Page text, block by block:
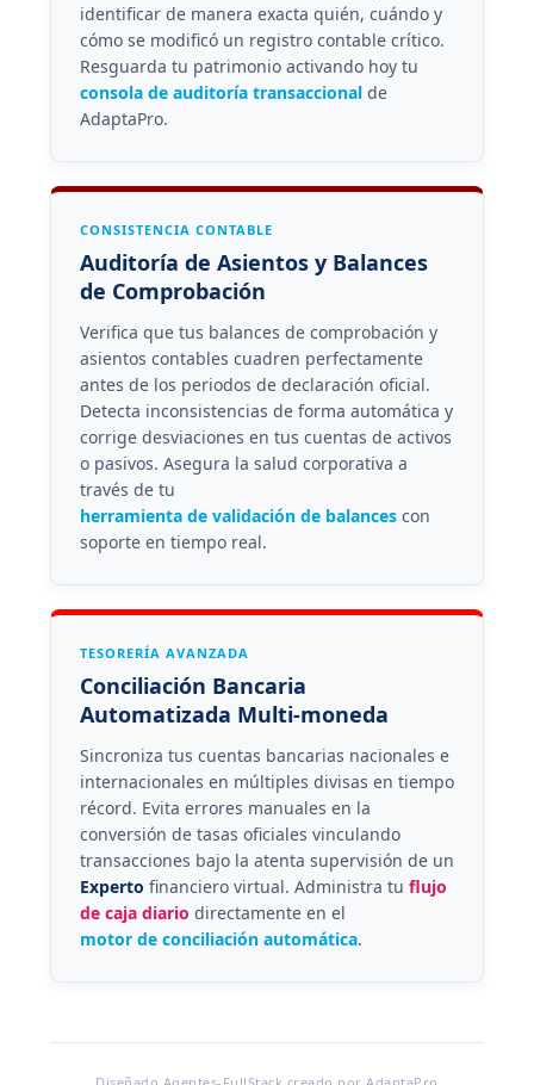
identificar de manera exacta quién, cuándo y
cómo se modificó un registro contable crítico.
Resguarda tu patrimonio activando hoy tu
consola de auditoría transaccionalde
AdaptaPro.
CONSISTENCIA CONTABLE
Auditoría de Asientos y Balances
de Comprobación
Verifica que tus balances de comprobación y
asientos contables cuadren perfectamente
antes de los periodos de declaración oficial.
Detecta inconsistencias de forma automática y
corrige desviaciones en tus cuentas de activos
o pasivos. Asegura la salud corporativa a
través de tu
herramienta de validación de balancescon
soporte en tiempo real.
TESORERÍA AVANZADA
Conciliación Bancaria
Automatizada Multi-moneda
Sincroniza tus cuentas bancarias nacionales e
internacionales en múltiples divisas en tiempo
récord. Evita errores manuales en la
conversión de tasas oficiales vinculando
transacciones bajo la atenta supervisión de un
Experto financiero virtual. Administra tu flujo
de caja diario directamente en el
motor de conciliación automática.